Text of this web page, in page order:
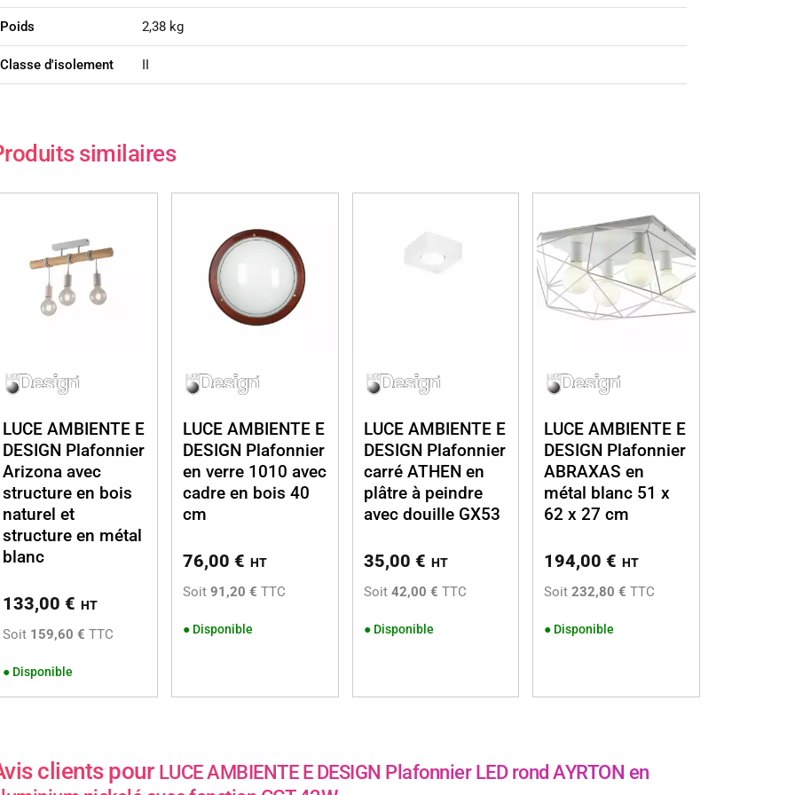
Poids 2,38 kg
Classe d'isolement II
similaires
LUCE AMBIENTE E
DESIGN Plafonnier
Arizona avec
structure en bois
naturel et
structure en métal
blanc
133,00 € HT
Soit 159,60 € TTC
● Disponible
LUCE AMBIENTE E
DESIGN Plafonnier
en verre 1010 avec
cadre en bois 40
cm
76,00€ HT
Soit91,20 € TTC
● Disponible
LUCE AMBIENTE E
DESIGN Plafonnier
carré ATHEN en
plâtre à peindre
avec douille GX53
35,00 € HT
Soit 42,00 € TTC
● Disponible
LUCE AMBIENTE E
DESIGN Plafonnier
ABRAXAS en
métal blanc 51 x
62 x 27 cm
194,00€ HT
Soit232,80 € TTC
● Disponible
clients pour LUCE AMBIENTE E DESIGN Plafonnier LED rond AYRTON en